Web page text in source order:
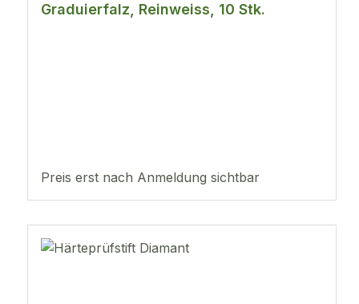
Graduierfalz, Reinweiss, 10 Stk.
Preis erst nach Anmeldung sichtbar